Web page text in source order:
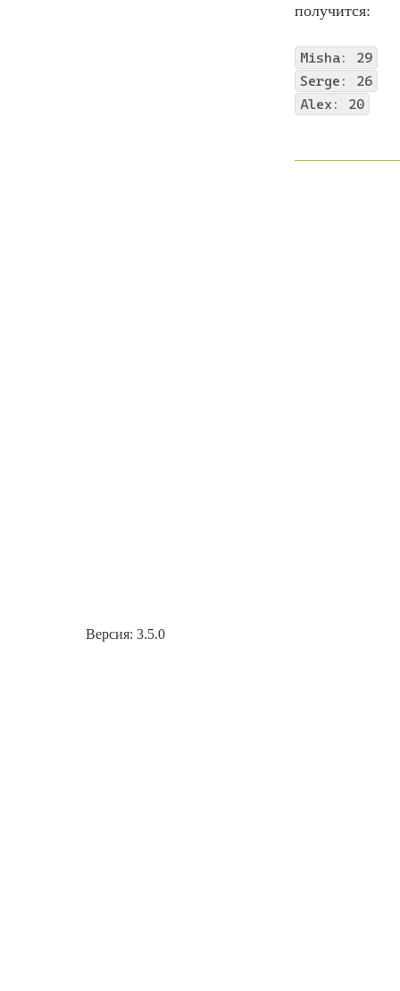
Версия: 3.5.0
получится:
Misha: 29
Serge: 26
Alex: 20